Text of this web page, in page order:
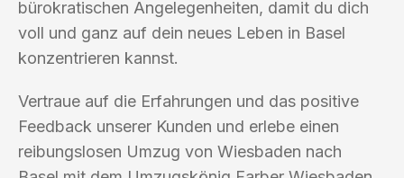
bürokratischen Angelegenheiten, damit du dich
voll und ganz auf dein neues Leben in Basel
konzentrieren kannst.
Vertraue auf die Erfahrungen und das positive
Feedback unserer Kunden und erlebe einen
reibungslosen Umzug von Wiesbaden nach